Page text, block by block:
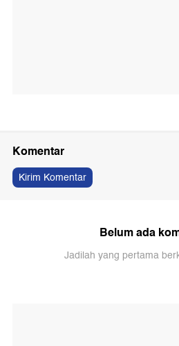
Komentar
Kirim Komentar
Belum ada
Jadilah yang pertama